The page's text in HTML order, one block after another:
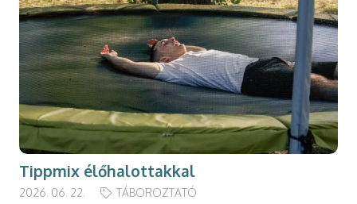
Tippmix élőhalottakkal
2026. 06. 22. TÁBOROZTATÓ